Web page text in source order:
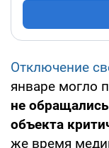
Отключение
январе могло
не
объекта
же время